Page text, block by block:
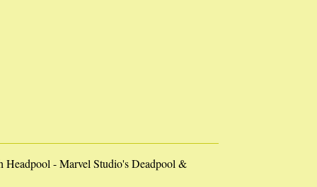
Headpool - Marvel Studio's Deadpool &